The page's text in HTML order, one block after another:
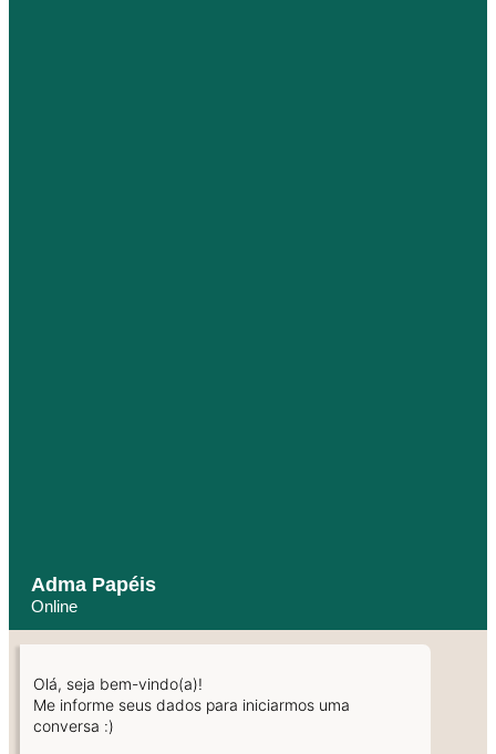
Adma Papéis
Online
Olá, seja bem-vindo(a)!
Me informe seus dados para iniciarmos uma
conversa :)